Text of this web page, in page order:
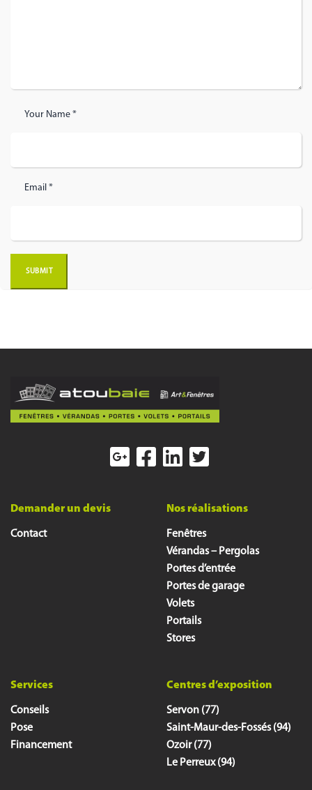
Your Name *
Email *
Demander un devis
Contact
Nos réalisations
Fenêtres
Vérandas – Pergolas
Portes d’entrée
Portes de garage
Volets
Portails
Stores
Services
Conseils
Pose
Financement
Centres d’exposition
Servon (77)
Saint-Maur-des-Fossés (94)
Ozoir (77)
Le Perreux (94)